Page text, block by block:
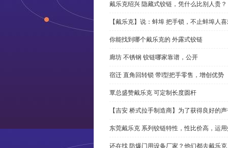
戴乐克绍兴 隐藏式铰链，凭什么比别人贵？
【戴乐克】说：蚌埠 把手锁，不止蚌埠人
你能找到哪个戴乐克的 外露式铰链
廊坊 不锈钢 铰链哪家靠谱，公开
宿迁 直角回转锁 带l型把手零售，增创优势
覃总盛赞戴乐克 可定制长度圆杆
【吉安 桥式拉手制造商】为了获得良好的
东莞戴乐克 系列铰链特性，性比价高，运
还在找 防爆门用设备厂家？他们都去戴乐克